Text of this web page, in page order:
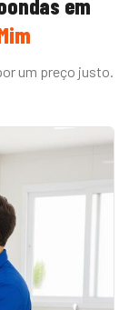
em
um preço justo.